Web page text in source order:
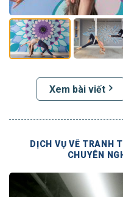
Xem bài viết
DỊCH VỤ VẼ TRANH
CHUYÊN